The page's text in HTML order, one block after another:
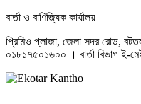
বার্তা ও বাণিজ্যিক কার্যালয়
প্রিমিও প্লাজা, জেলা সদর রোড,
০১৮১৭৫০১৬০০ । বার্তা বিভাগ